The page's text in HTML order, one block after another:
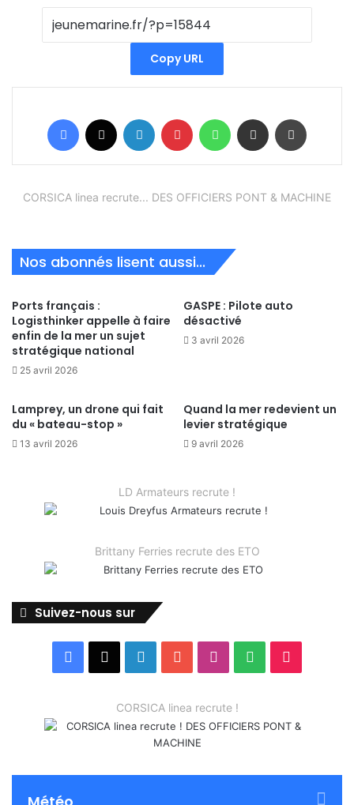
Copy URL
Facebook Linkedin Pinterest WhatsAppPartager par email
CORSICA linea recrute... DES OFFICIERS PONT & MACHINE
Nos abonnés lisent aussi...
Ports français :
Logisthinker appelle à faire
enfin de la mer un sujet
stratégique national
25 avril 2026
GASPE : Pilote auto
désactivé
3 avril 2026
Lamprey, un drone qui fait
du « bateau-stop »
13 avril 2026
Quand la mer redevient un
levier stratégique
9 avril 2026
LD Armateurs recrute !
Brittany Ferries recrute des ETO
Suivez-nous sur
Facebook LinkedinYouTubeInstagram
Spotify
CORSICA linea recrute !